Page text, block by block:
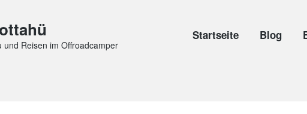
und Reisen im Offroadcamper
Startseite Blog